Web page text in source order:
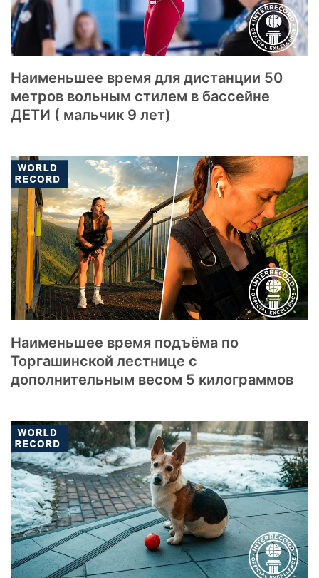
Наименьшее время для дистанции 50
метров вольным стилем в бассейне
ДЕТИ ( мальчик 9 лет)
Наименьшее время подъёма по
Торгашинской лестнице с
дополнительным весом 5 килограммов